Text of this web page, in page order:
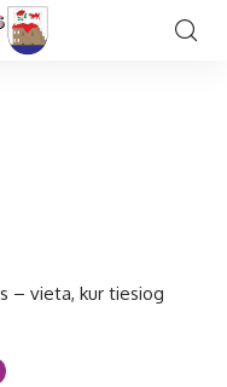
– vieta, kur tiesiog